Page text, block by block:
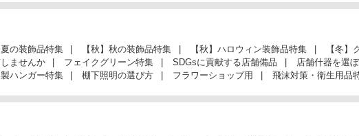
夏の装飾品特集 【秋】秋の装飾品特集 【秋】ハロウィン装飾品特集 【冬】
ませんか フェイクグリーン特集 SDGsに貢献する店舗備品 店舗什器を選ぼ
ハンガー特集 棚下照明の選び方 フラワーショップ用 飛沫対策・衛生用品